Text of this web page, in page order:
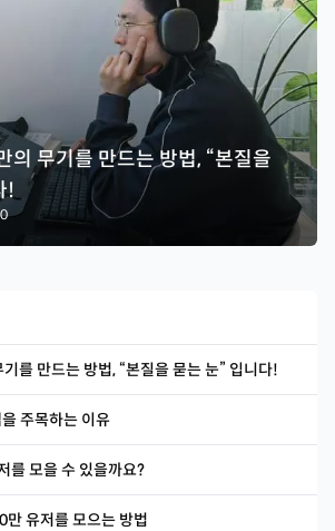
의 무기를 만드는 방법, “본질을
!
를 만드는 방법, “본질을 묻는 눈” 입니다!
주목하는 이유
를 모을 수 있을까요?
유저를 모으는 방법